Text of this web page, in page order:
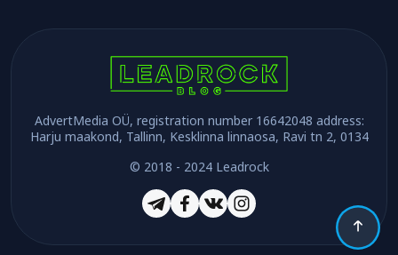
AdvertMedia OÜ, registration number 16642048 address:
Harju maakond, Tallinn, Kesklinna linnaosa, Ravi tn 2, 0134
© 2018 - 2024 Leadrock